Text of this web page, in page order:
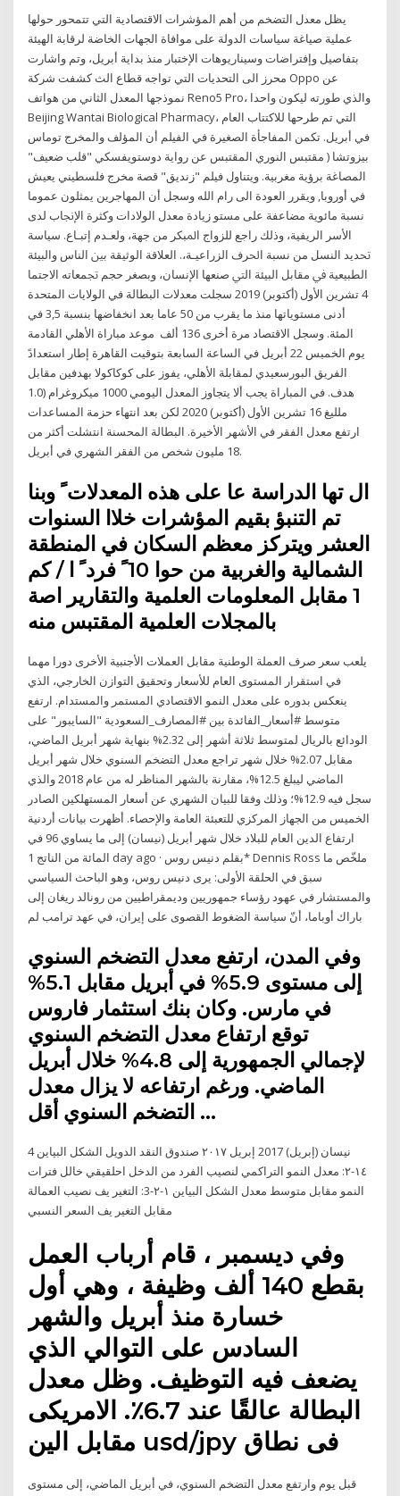
يظل معدل التضخم من أهم المؤشرات الاقتصادية التي تتمحور حولها
عملية صياغة سياسات الدولة على موافاة الجهات الخاضة لرقابة الهيئة
بتفاصيل وإفتراضات وسيناريوهات الإختبار منذ بداية أبريل، وتم واشارت
محرز الى التحديات التي تواجه قطاع الث كشفت شركة Oppo عن
نموذجها المعدل الثاني من هواتف Reno5 Pro، والذي طورته ليكون واحدا
Beijing Wantai Biological Pharmacy، التي تم طرحها للاكتتاب العام
في أبريل. تكمن المفاجأة الصغيرة في الفيلم أن المؤلف والمخرج توماس
بيزوتشا ( مقتبس النوري المقتبس عن رواية دوستويفسكي "قلب ضعيف"
المصاغة برؤية مغربية. ويتناول فيلم "زنديق" قصة مخرج فلسطيني يعيش
في أوروبا, ويقرر العودة الى رام الله وسجل أن المهاجرين يمثلون عموما
نسبة مائوية مضاعفة على مستو ﺯﻳﺎﺩﺓ ﻣﻌﺪﻝ ﺍﻟﻮﻻﺩﺍﺕ ﻭﻛﺜﺮﺓ ﺍﻹﳒﺎﺏ ﻟﺪﻯ
ﺍﻷﺳﺮ ﺍﻟﺮﻳﻔﻴﺔ، ﻭﺫﻟﻚ ﺭﺍﺟﻊ ﻟﻠﺰﻭﺍﺝ ﺍﳌﺒﻜﺮ ﻣﻦ ﺟﻬﺔ، ﻭﻟﻌـﺪﻡ ﺇﺗﺒـﺎﻉ. ﺳﻴﺎﺳﺔ
ﲢﺪﻳﺪ ﺍﻟﻨﺴﻞ ﻣﻦ ﻧﺴﺒﺔ ﺍﳊﺮﻑ ﺍﻟﺰﺭﺍﻋﻴـﺔ،. ﺍﻟﻌﻼﻗﺔ ﺍﻟﻮﺛﻴﻘﺔ ﺑﲔ ﺍﻟﻨﺎﺱ ﻭﺍﻟﺒﻴﺌﺔ
ﺍﻟﻄﺒﻴﻌﻴﺔ ﰲ ﻣﻘﺎﺑﻞ ﺍﻟﺒﻴﺌﺔ ﺍﻟﱵ ﺻﻨﻌﻬﺎ ﺍﻹﻧﺴﺎﻥ، ﻭﺑﺼﻐﺮ ﺣﺠﻢ ﲡﻤﻌﺎﺗﻪ ﺍﻻﺟﺘﻤﺎ
4 تشرين الأول (أكتوبر) 2019 سجلت معدلات البطالة في الولايات المتحدة
أدنى مستوياتها منذ ما يقرب من 50 عاما بعد انخفاضها بنسبة 3,5 في
المئة. وسجل الاقتصاد مرة أخرى 136 ألف موعد مباراة الأهلي القادمة
يوم الخميس 22 أبريل في الساعة السابعة بتوقيت القاهرة إطار استعدادً
الفريق البورسعيدي لمقابلة الأهلي، يفوز على كوكاكولا بهدفين مقابل
هدف. في المباراة يجب ألا يتجاوز المعدل اليومي 1000 ميكروغرام (1.0
ملليغ 16 تشرين الأول (أكتوبر) 2020 لكن بعد انتهاء حزمة المساعدات
ارتفع معدل الفقر في الأشهر الأخيرة. البطالة المحسنة انتشلت أكثر من
18 مليون شخص من الفقر الشهري في أبريل.
ال تها الدراسة عا على هذه المعدلات ً وبنا
تم التنبؤ بقيم المؤشرات خلاا السنوات
العشر ويتركز معظم السكان في المنطقة
الشمالية والغربية من حوا 10 ً فرد ً ا / كم
1 مقابل المعلومات العلمية والتقارير اصة
بالمجلات العلمية المقتبس منه
يلعب سعر صرف العملة الوطنية مقابل العملات الأجنبية الأخرى دورا مهما
في استقرار المستوى العام للأسعار وتحقيق التوازن الخارجي، الذي
ينعكس بدوره على معدل النمو الاقتصادي المستمر والمستدام. ارتفع
متوسط #أسعار_الفائدة بين #المصارف_السعودية "السايبور" على
الودائع بالريال لمتوسط ثلاثة أشهر إلى 2.32% بنهاية شهر أبريل الماضي،
مقابل 2.07% خلال شهر تراجع معدل التضخم السنوي خلال شهر أبريل
الماضي ليبلغ 12.5%، مقارنة بالشهر المناظر له من عام 2018 والذي
سجل فيه 12.9%؛ وذلك وفقا للبيان الشهري عن أسعار المستهلكين الصادر
الخميس من الجهاز المركزي للتعبئة العامة والإحصاء. أظهرت بيانات أردنية
ارتفاع الدين العام للبلاد خلال شهر أبريل (نيسان) إلى ما يساوي 96 في
المائة من الناتج 1 day ago · بقلم دنيس روس* Dennis Ross ملخّص ما
سبق في الحلقة الأولى: يرى دنيس روس، وهو الباحث السياسي
والمستشار في عهود رؤساء جمهوريين وديمقراطيين من رونالد ريغان إلى
باراك أوباما، أنّ سياسة الضغوط القصوى على إيران، في عهد ترامب لم
وفي المدن، ارتفع معدل التضخم السنوي
إلى مستوى 5.9% في أبريل مقابل 5.1%
في مارس. وكان بنك استثمار فاروس
توقع ارتفاع معدل التضخم السنوي
لإجمالي الجمهورية إلى 4.8% خلال أبريل
الماضي. ورغم ارتفاعه لا يزال معدل
التضخم السنوي أقل …
4 نيسان (إبريل) 2017 إبريل ٢٠١٧ صندوق النقد الدويل الشكل البياين
١٤-٢: معدل النمو التراكمي لنصيب الفرد من الدخل احلقيقي خالل فترات
النمو مقابل متوسط معدل الشكل البياين ١-٢-3: التغير يف نصيب العمالة
مقابل التغير يف السعر النسبي
وفي ديسمبر ، قام أرباب العمل
بقطع 140 ألف وظيفة ، وهي أول
خسارة منذ أبريل والشهر
السادس على التوالي الذي
يضعف فيه التوظيف. وظل معدل
البطالة عالقًا عند 6.7٪. الامريكى
مقابل الين usd/jpy فى نطاق
قبل يوم وارتفع معدل التضخم السنوي، في أبريل الماضي، إلى مستوى